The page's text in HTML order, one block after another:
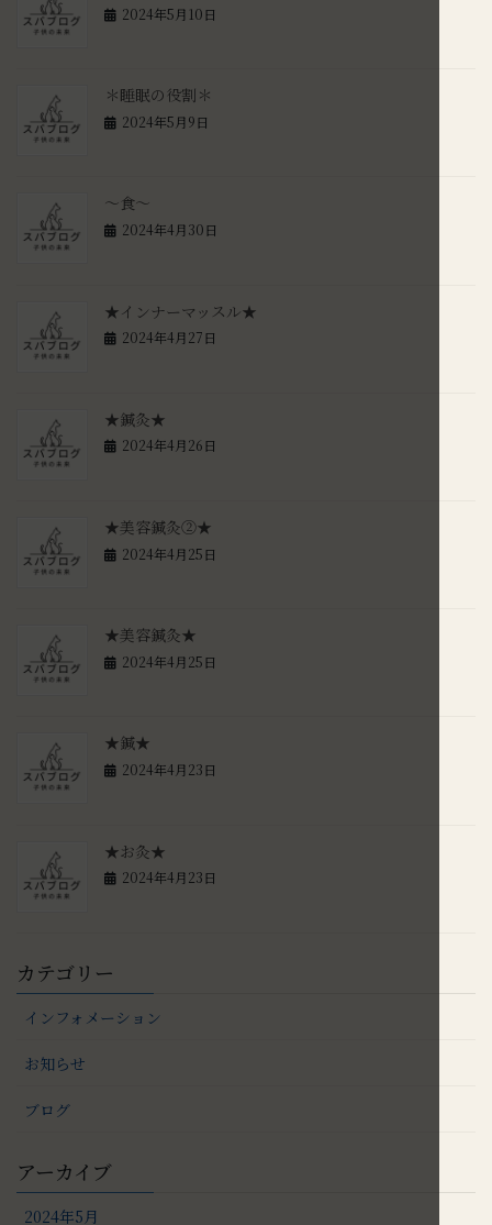
2024年5月10日
＊睡眠の役割＊
2024年5月9日
～食～
2024年4月30日
★インナーマッスル★
2024年4月27日
★鍼灸★
2024年4月26日
★美容鍼灸②★
2024年4月25日
★美容鍼灸★
2024年4月25日
★鍼★
2024年4月23日
★お灸★
2024年4月23日
カテゴリー
インフォメーション
お知らせ
ブログ
アーカイブ
2024年5月